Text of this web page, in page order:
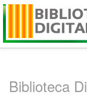
Skip
Biblioteca